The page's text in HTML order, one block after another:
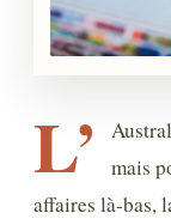
L’
mais
affaires là-bas,